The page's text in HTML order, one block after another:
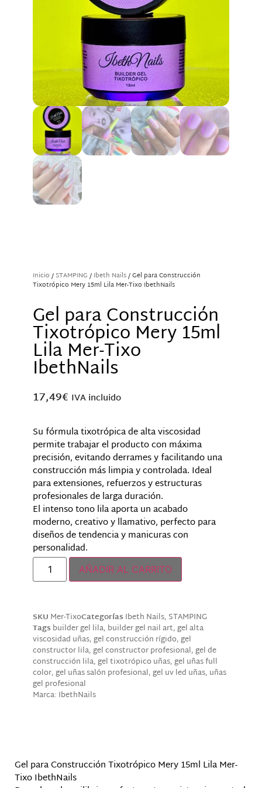
Inicio / STAMPING / Ibeth Nails/ Gel para Construcción
Tixotrópico Mery 15ml Lila Mer-Tixo IbethNails
Gel para Construcción
Tixotrópico Mery 15ml
Lila Mer-Tixo
IbethNails
17,49€ IVA incluido
Su fórmula tixotrópica de alta viscosidad
permite trabajar el producto con máxima
precisión, evitando derrames y facilitando una
construcción más limpia y controlada. Ideal
para extensiones, refuerzos y estructuras
profesionales de larga duración.
El intenso tono lila aporta un acabado
moderno, creativo y llamativo, perfecto para
diseños de tendencia y manicuras con
personalidad.
AÑADIR AL CARRITO
SKU Mer-TixoCategorías Ibeth Nails, STAMPING
Tags builder gel lila, builder gel nail art,gel alta
viscosidad uñas,gel construcción rígido,gel
constructor lila,gel constructor profesional,gel de
construcción lila,gel tixotrópico uñas,gel uñas full
color,gel uñas salón profesional,gel uv led uñas, uñas
gel profesional
Marca: IbethNails
Gel para Construcción Tixotrópico Mery 15ml Lila Mer-
Tixo IbethNails